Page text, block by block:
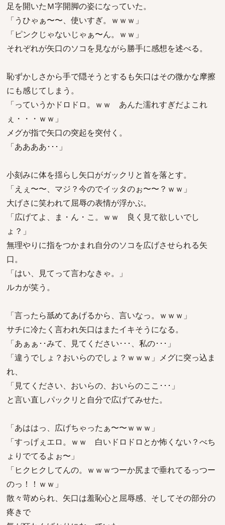
足を開いたＭ字開脚の姿になっていた。
「うひゃぁ〜〜、使いすぎ。ｗｗｗ」
「ピンクじゃないじゃぁ〜ん。ｗｗ」
それぞれが矢口のソコを見ながら勝手に感想を述べる。
恥ずかしさから手で隠そうとするも矢口はその微かな摩擦
にも感じてしまう。
「っていうかドロドロ。ｗｗ あんた濡れすぎだよこれ
ぇ・・・ｗｗ」
メグが指で矢口の突起を突付く。
「ああああ･･･」
小刻みに体を揺らし矢口がガックリと首を落とす。
「えぇ〜〜、マジ？今のでイッタのぉ〜〜？ｗｗ」
大げさに笑われて屈辱の表情が浮かぶ。
「広げてよ、ま・ん・こ。ｗｗ 良く見て欲しいでし
ょ？」
無理やりに指をつかまれ自分のソコを広げさせられる矢
口。
「はい、見てって言わなきゃ。」
ルカが笑う。
「言ったら舐めてあげるから、言いなっ。ｗｗｗ」
サチに冷たく言われ矢口はまたイキそうになる。
「あぁぁ･･みて、見てください･･･、私の･･･」
「違うでしょ？おいらのでしょ？ｗｗｗ」メグに突っ込ま
れ、
「見てください、おいらの、おいらのここ･･･」
と言い直しパックリと自分で広げてみせた。
「あははっ、広げちゃったぁ〜〜ｗｗｗ」
「すっげぇエロ。ｗｗ 白いドロドロとか怖くない？べち
ょりでてるよぉ〜」
「ヒクヒクしてんの。ｗｗｗつーか尻まで垂れてるっつー
のっ！！ｗｗ」
散々苛められ、矢口は羞恥心と屈辱感、そしてその部分の
疼きで